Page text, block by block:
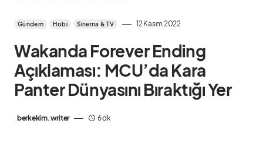
Gündem Hobi Sinema & TV 12 Kasım 2022
Wakanda Forever Ending
Açıklaması: MCU’da Kara
Panter Dünyasını Bıraktığı Yer
berkekim.writer 6 dk